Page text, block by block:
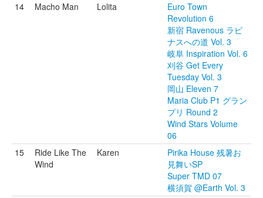
14
Macho Man Lolita
Euro Town
Revolution 6
新宿 Ravenous ラビ
ナスへの道 Vol. 3
岐阜 Inspiration Vol. 6
刈谷 Get Every
Tuesday Vol. 3
岡山 Eleven 7
Maria Club P1 グラン
プリ Round 2
Wind Stars Volume
06
15
Ride Like The
Wind
Karen
Pirika House 残暑お
見舞いSP
Super TMD 07
横須賀 @Earth Vol. 3